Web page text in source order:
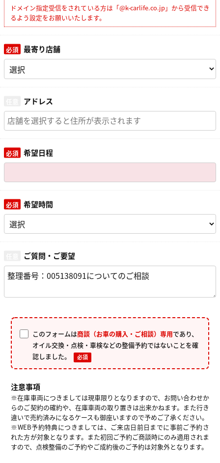
ドメイン指定受信をされている方は「@k-carlife.co.jp」から受信でき
るよう設定をお願いいたします。
最寄り店舗
アドレス
希望日程
希望時間
ご質問・ご要望
このフォームは商談（お車の購入・ご相談）専用であり、
オイル交換・点検・車検などの整備予約ではないことを確
認しました。
必須
注意事項
※在庫車両につきましては現車限りとなりますので、お問い合わせか
らのご契約の確約や、在庫車両の取り置きは出来かねます。また行き
違いで売約済みになるケースも御座いますので予めご了承ください。
※WEB予約特典につきましては、ご来店日前日までに事前ご予約さ
れた方が対象となります。また初回ご予約ご商談時にのみ適用されま
すので、点検整備のご予約やご成約後のご予約は対象外となります。